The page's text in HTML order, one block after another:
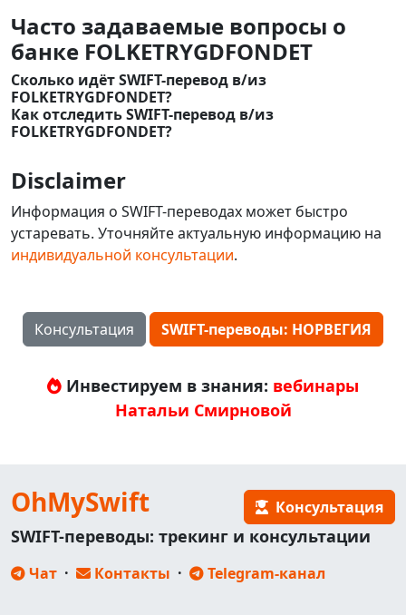
Часто задаваемые вопросы о
банке FOLKETRYGDFONDET
Сколько идёт SWIFT-перевод в/из
FOLKETRYGDFONDET?
Как отследить SWIFT-перевод в/из
FOLKETRYGDFONDET?
Disclaimer
Информация о SWIFT-переводах может быстро
устаревать. Уточняйте актуальную информацию на
индивидуальной консультации.
Консультация SWIFT-переводы: НОРВЕГИЯ
Инвестируем в знания: вебинары
Натальи Смирновой
OhMySwift Консультация
SWIFT-переводы: трекинг и консультации
Чат · Контакты · Telegram-канал